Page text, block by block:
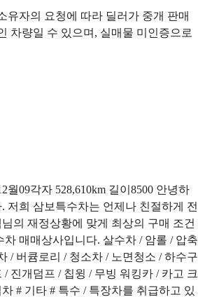
유자의 요청에 따라 딜러가 중개 판매
차량일 수 있으며, 실매물 미인증으로
월09각자 528,610km 길이8500 안녕하
저희 삼보특수차는 언제나 친절하게 전
의 재정상황에 맞게 최상의 구매 조건
매매상사입니다. 살수차 / 암롤 / 압축
/ 버큠로리 / 청소차 / 노면청소 / 하수구
진개덤프 / 칩윙 / 무빙 워킹카 / 카고 크
# 기타 # 특수 / 특장차를 취급하고 있